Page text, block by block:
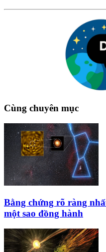
Cùng chuyên mục
Bằng chứng rõ ràng
một sao đồng hành